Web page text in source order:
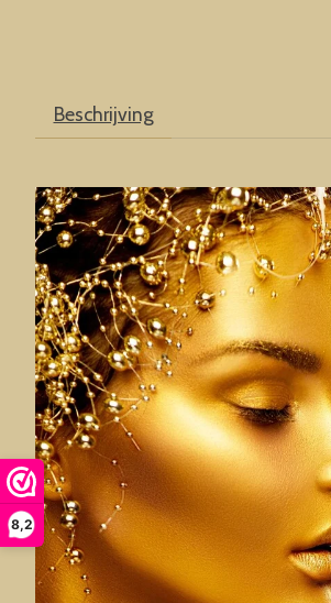
8,2
Beschrijving